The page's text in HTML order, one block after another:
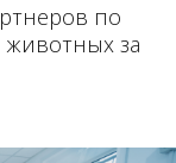
по
за